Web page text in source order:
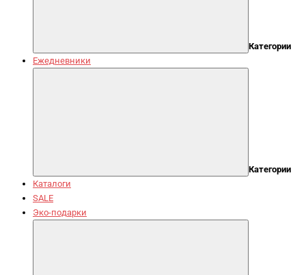
Категории
Ежедневники
Категории
Каталоги
SALE
Эко-подарки